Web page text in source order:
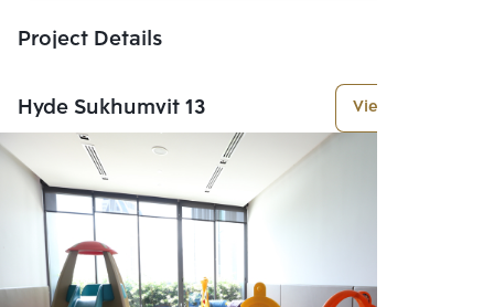
Project Details
Hyde Sukhumvit 13 View More